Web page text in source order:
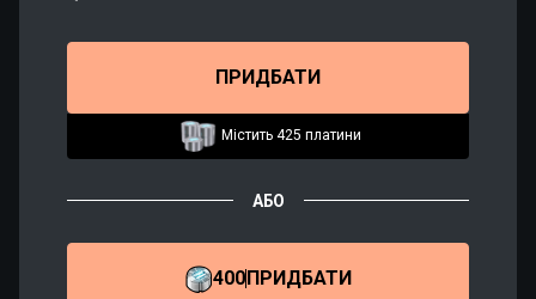
ПРИДБАТИ
Містить 425 платини
АБО
400 ПРИДБАТИ